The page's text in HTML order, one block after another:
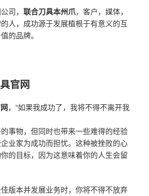
司， 联合刀具本州爪，客户，媒体，
人，成功源于发展植根于有意义的互
的品牌。
官网
，“如果我成功了，我将不得不离开我
事物，但同时也带来一些难得的经验
业家为成功而担忧。这种被挫败的心
的目标，因为这意味着你的人生会留
版本并发展业务时，你将不得不放弃